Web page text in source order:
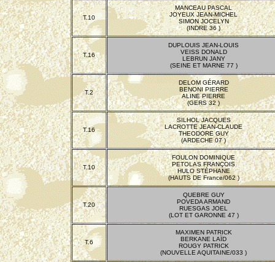
T.10
MANCEAU PASCAL
JOYEUX JEAN-MICHEL
SIMON JOCELYN
(INDRE 36 )
T.16
DUPLOUIS JEAN-LOUIS
VEISS DONALD
LEBRUN JANY
(SEINE ET MARNE 77 )
T.2
DELOM GÉRARD
BENONI PIERRE
ALINE PIERRE
(GERS 32 )
T.16
SILHOL JACQUES
LACROTTE JEAN-CLAUDE
THEODORE GUY
(ARDECHE 07 )
T.10
FOULON DOMINIQUE
PETOLAS FRANÇOIS
HULO STÉPHANE
(HAUTS DE France/062 )
T.20
QUEBRE GUY
POVEDA ARMAND
RUESGAS JOEL
(LOT ET GARONNE 47 )
T.6
MAXIMEN PATRICK
BERKANE LAÏD
ROUGY PATRICK
(NOUVELLE AQUITAINE/033 )